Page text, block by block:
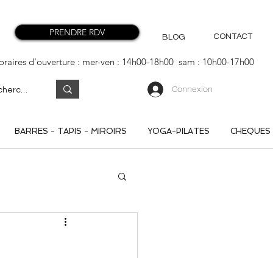
PRENDRE RDV BLOG CONTACT
d'ouverture : mer-ven : 14h00-18h00 sam : 10h00-17h00
Connexion
BARRES - TAPIS - MIROIRS YOGA-PILATES CHEQUES